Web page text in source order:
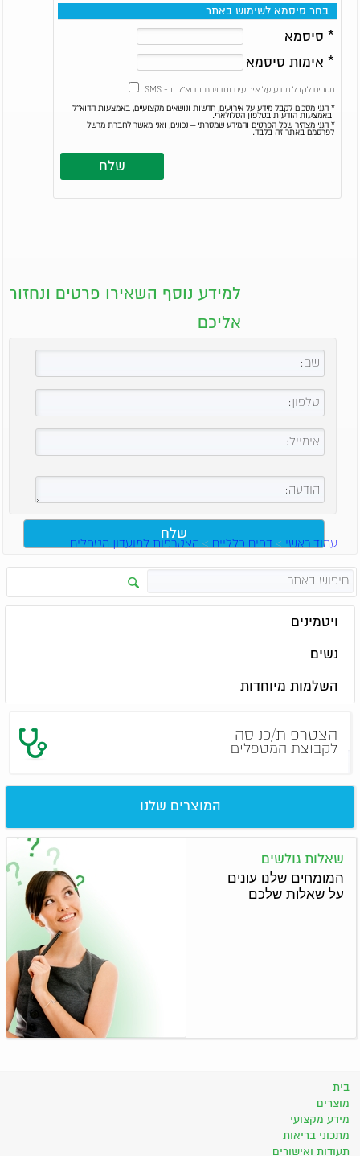
בחר סיסמא לשימוש באתר
* סיסמא
* אימות סיסמא
מסכים לקבל מידע על אירועים וחדשות בדוא''ל וב- SMS
* הנני מסכים לקבל מידע על אירועים, חדשות ונושאים מקצועיים, באמצעות הדוא''ל
ובאמצעות הודעות בטלפון הסלולארי.
* הנני מצהיר שכל הפרטים והמידע שמסרתי – נכונים, ואני מאשר לחברת מרשל
לפרסמם באתר זה בלבד.
למידע נוסף השאירו פרטים ונחזור
אליכם
עמוד ראשי > דפים כלליים > הצטרפות למועדון מטפלים
ויטמינים
נשים
השלמות מיוחדות
הצטרפות/כניסה
לקבוצת המטפלים
המוצרים שלנו
שאלות גולשים
המומחים שלנו עונים
על שאלות שלכם
בית
מוצרים
מידע מקצועי
מתכוני בריאות
תעודות ואישורים